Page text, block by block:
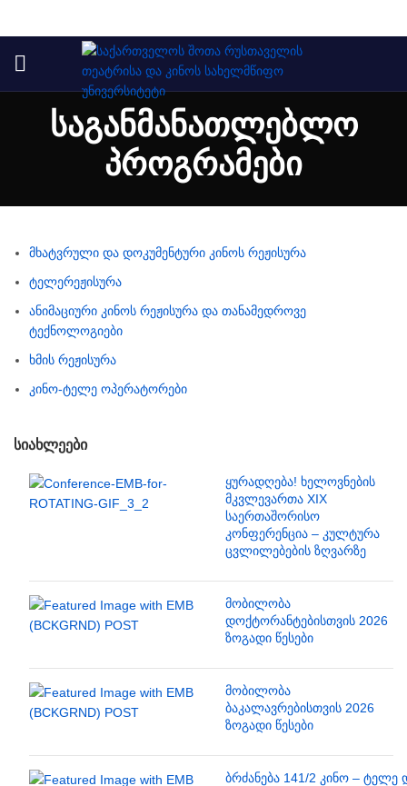
საგანმანათლებლო
პროგრამები
მხატვრული და დოკუმენტური კინოს რეჟისურა
ტელერეჟისურა
ანიმაციური კინოს რეჟისურა და თანამედროვე
ტექნოლოგიები
ხმის რეჟისურა
კინო-ტელე ოპერატორები
ᲡᲘᲐᲮᲚᲔᲔᲑᲘ
ყურადღება! ხელოვნების
მკვლევართა XIX
საერთაშორისო
კონფერენცია – კულტურა
ცვლილებების ზღვარზე
მობილობა
დოქტორანტებისთვის 2026
ზოგადი წესები
მობილობა
ბაკალავრებისთვის 2026
ზოგადი წესები
ბრძანება 141/2 კინო – ტელე